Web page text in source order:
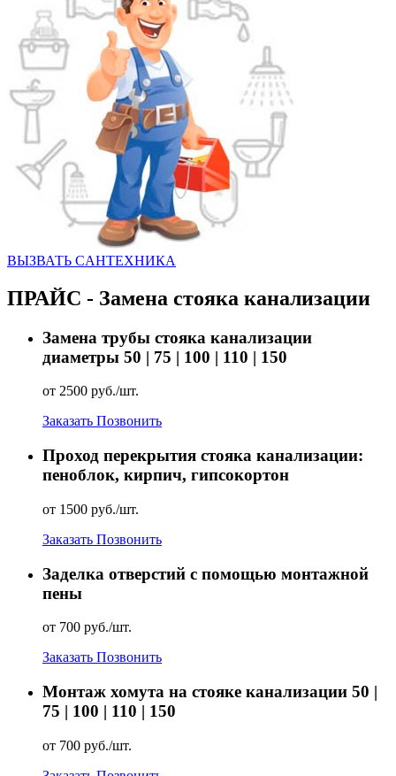
ВЫЗВАТЬ CАНТЕХНИКА
ПРАЙС - Замена стояка канализации
Замена трубы стояка канализации
диаметры 50 | 75 | 100 | 110 | 150
от 2500 руб./шт.
Заказать Позвонить
Проход перекрытия стояка канализации:
пеноблок, кирпич, гипсокортон
от 1500 руб./шт.
Заказать Позвонить
Заделка отверстий с помощью монтажной
пены
от 700 руб./шт.
Заказать Позвонить
Монтаж хомута на стояке канализации 50 |
75 | 100 | 110 | 150
от 700 руб./шт.